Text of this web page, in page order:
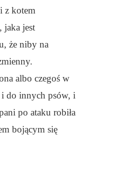
z kotem
jaka jest
że niby na
albo czegoś w
i do innych psów, i
po ataku robiła
bojącym się